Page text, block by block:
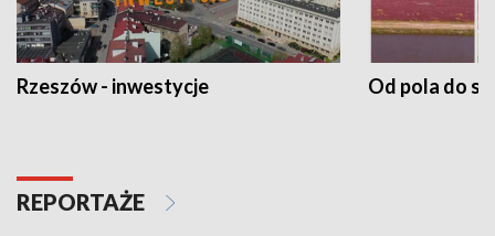
Rzeszów - inwestycje Od pola do
REPORTAŻE